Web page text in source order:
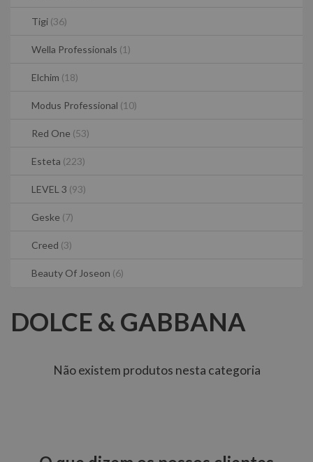
Tigi (36)
Wella Professionals (1)
Elchim (18)
Modus Professional (10)
Red One (53)
Esteta (223)
LEVEL 3 (93)
Geske (7)
Creed (3)
Beauty Of Joseon (6)
DOLCE & GABBANA
Não existem produtos nesta categoria